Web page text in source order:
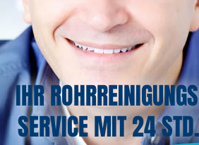
IHR
SERVICE MIT 24